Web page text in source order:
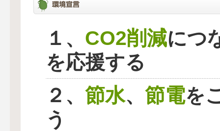
１、 CO2削減につ
を応援する
２、 節水、 節電を
う